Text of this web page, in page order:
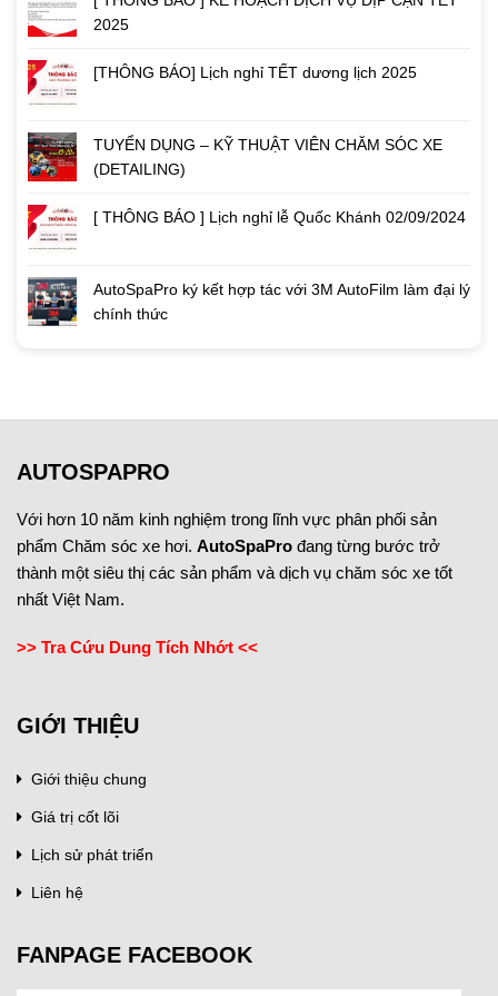
2025
[THÔNG BÁO] Lịch nghỉ TẾT dương lịch 2025
TUYỂN DỤNG – KỸ THUẬT VIÊN CHĂM SÓC XE
(DETAILING)
[ THÔNG BÁO ] Lịch nghỉ lễ Quốc Khánh 02/09/2024
AutoSpaPro ký kết hợp tác với 3M AutoFilm làm đại lý
chính thức
AUTOSPAPRO
Với hơn 10 năm kinh nghiệm trong lĩnh vực phân phối sản
phẩm Chăm sóc xe hơi. AutoSpaPro đang từng bước trở
thành một siêu thị các sản phẩm và dịch vụ chăm sóc xe tốt
nhất Việt Nam.
>> Tra Cứu Dung Tích Nhớt <<
GIỚI THIỆU
Giới thiệu chung
Giá trị cốt lõi
Lịch sử phát triển
Liên hệ
FANPAGE FACEBOOK